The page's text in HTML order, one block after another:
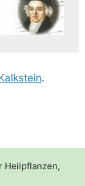
.
Heilpflanzen,